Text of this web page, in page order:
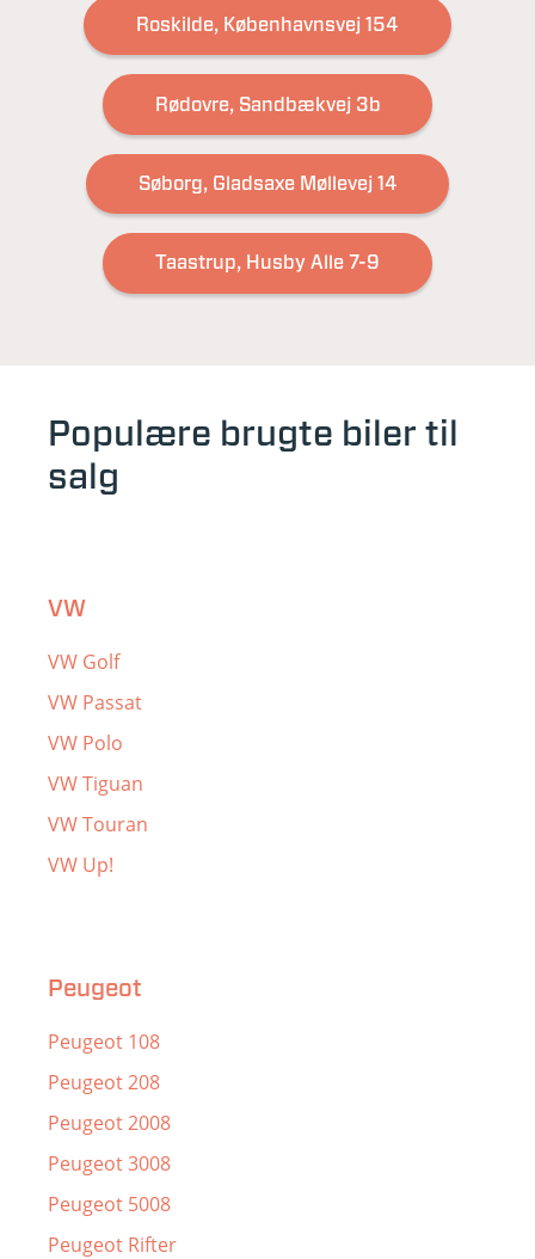
Roskilde, Københavnsvej 154
Rødovre, Sandbækvej 3b
Søborg, Gladsaxe Møllevej 14
Taastrup, Husby Alle 7-9
Populære brugte biler til
salg
VW
VW Golf
VW Passat
VW Polo
VW Tiguan
VW Touran
VW Up!
Peugeot
Peugeot 108
Peugeot 208
Peugeot 2008
Peugeot 3008
Peugeot 5008
Peugeot Rifter